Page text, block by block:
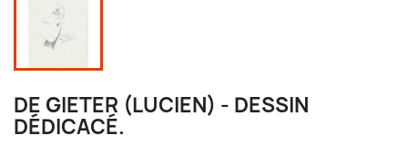
DE GIETER (LUCIEN) - DESSIN
DÉDICACÉ.